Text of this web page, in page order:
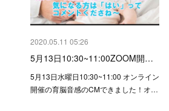
2020.05.11 05:26
5月13日10:30~11:00ZOOM開…
5月13日水曜日10:30~11:00 オンライン
開催の育脳音感のCMできました！オ…